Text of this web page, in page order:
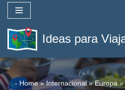
Saltar
al
contenido
Ideas para
- Home»Internacional»Europa »